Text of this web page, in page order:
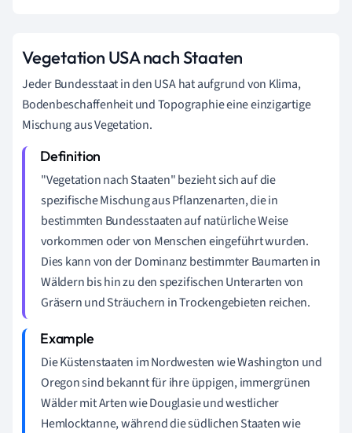
Vegetation USA nach Staaten
Jeder Bundesstaat in den USA hat aufgrund von Klima,
Bodenbeschaffenheit und Topographie eine einzigartige
Mischung aus Vegetation.
"Vegetation nach Staaten" bezieht sich auf die
spezifische Mischung aus Pflanzenarten, die in
bestimmten Bundesstaaten auf natürliche Weise
vorkommen oder von Menschen eingeführt wurden.
Dies kann von der Dominanz bestimmter Baumarten in
Wäldern bis hin zu den spezifischen Unterarten von
Gräsern und Sträuchern in Trockengebieten reichen.
Die Küstenstaaten im Nordwesten wie Washington und
Oregon sind bekannt für ihre üppigen, immergrünen
Wälder mit Arten wie Douglasie und westlicher
Hemlocktanne, während die südlichen Staaten wie